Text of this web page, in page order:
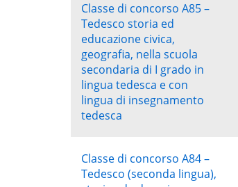
Classe di concorso A85 –
Tedesco storia ed
educazione civica,
geografia, nella scuola
secondaria di I grado in
lingua tedesca e con
lingua di insegnamento
tedesca
Classe di concorso A84 –
Tedesco (seconda lingua),